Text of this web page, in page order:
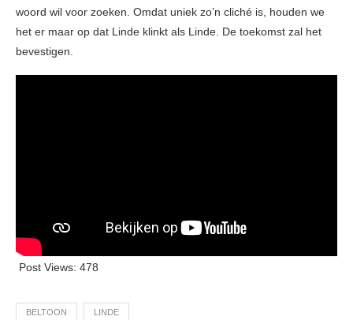
woord wil voor zoeken. Omdat uniek zo’n cliché is, houden we
het er maar op dat Linde klinkt als Linde. De toekomst zal het
bevestigen.
Post Views: 478
BELTOON LINDE